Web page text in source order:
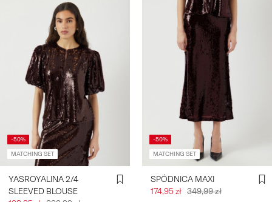
-50%
MATCHING SET
YASROYALINA 2/4
SLEEVED BLOUSE
-50%
MATCHING SET
SPÓDNICA MAXI
174,95 zł 349,99 zł